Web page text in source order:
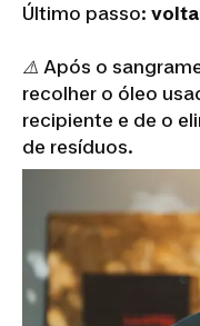
Último passo:
⚠️ Após o
recolher o óleo
recipiente e de o
de resíduos.